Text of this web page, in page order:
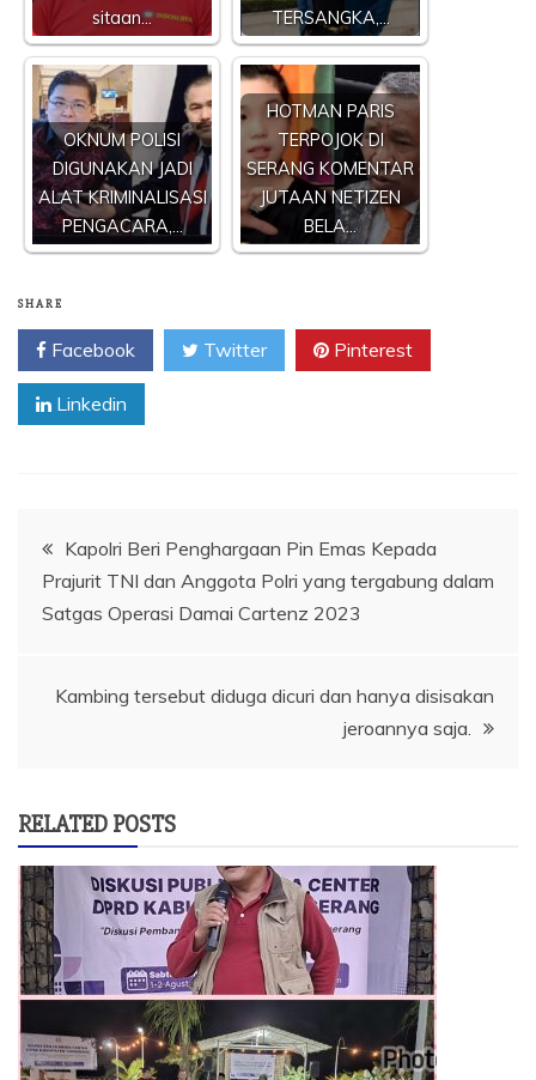
sitaan…
TERSANGKA,…
OKNUM POLISI
DIGUNAKAN JADI
ALAT KRIMINALISASI
PENGACARA,…
HOTMAN PARIS
TERPOJOK DI
SERANG KOMENTAR
JUTAAN NETIZEN
BELA…
SHARE
Facebook Twitter Pinterest
Linkedin
Navigasi
pos
Kapolri Beri Penghargaan Pin Emas Kepada
Prajurit TNI dan Anggota Polri yang tergabung dalam
Satgas Operasi Damai Cartenz 2023
Kambing tersebut diduga dicuri dan hanya disisakan
jeroannya saja.
RELATED POSTS